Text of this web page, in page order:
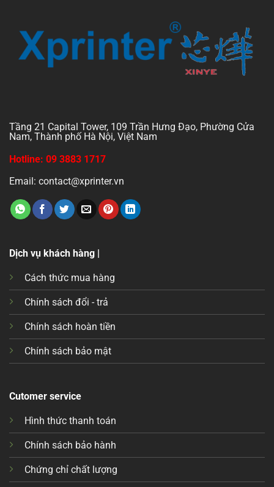
Tầng 21 Capital Tower, 109 Trần Hưng Đạo, Phường Cửa
Nam, Thành phố Hà Nội, Việt Nam
Hotline: 09 3883 1717
Email: contact@xprinter.vn
Dịch vụ khách hàng |
Cách thức mua hàng
Chính sách đổi - trả
Chính sách hoàn tiền
Chính sách bảo mật
Cutomer service
Hình thức thanh toán
Chính sách bảo hành
Chứng chỉ chất lượng